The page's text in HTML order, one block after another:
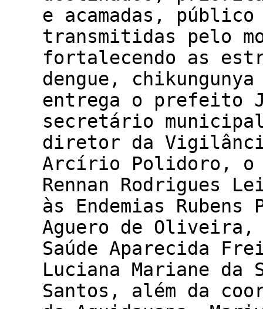
e acamadas,
transmitidas pelo
fortalecendo as
dengue,
entrega o prefeito
secretário
diretor da
Arcírio Polidoro, o
Rennan Rodrigues
às Endemias
Aguero de Oliveira,
Saúde Aparecida
Luciana Mariane da
Santos, além da